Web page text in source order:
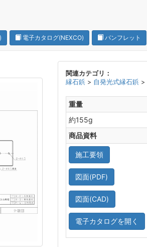
電子カタログ(NEXCO) パンフレット
関連カテゴリ：
縁石鋲 > 自発光式縁石鋲 >
重量
約155g
商品資料
施工要領
図面(PDF)
図面(CAD)
電子カタログを開く